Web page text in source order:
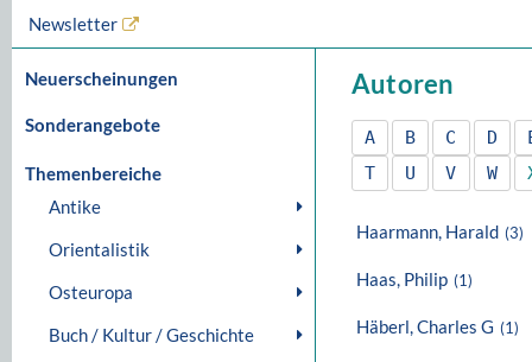
Newsletter
Neuerscheinungen
Sonderangebote
Themenbereiche
Antike
Orientalistik
Osteuropa
Buch / Kultur / Geschichte
Autoren
A B C D
T
U V W
Haarmann, Harald (3)
Haas, Philip (1)
Häberl, Charles G (1)